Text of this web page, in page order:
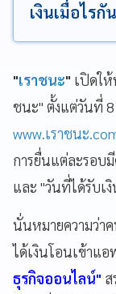
เงินเมื่อไรกั
"เราชนะ" เปิดใ
ชนะ" ตั้งแต่วันที่
www.เราชนะ
การยื่นแต่ละรอบ
และ "วันที่ได้รับเ
นั่นหมายความว่า
ได้เงินโอนเข้าแอ
ธุรกิจออนไลน์"